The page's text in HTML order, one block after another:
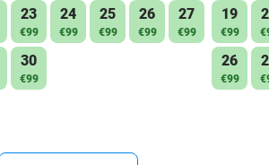
23
€99
24
€99
25
€99
26
€99
27
€99
30
€99
19
€99
26
€99